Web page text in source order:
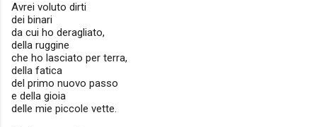
Avrei voluto dirti
dei binari
da cui ho deragliato,
della ruggine
che ho lasciato per terra,
della fatica
del primo nuovo passo
e della gioia
delle mie piccole vette.